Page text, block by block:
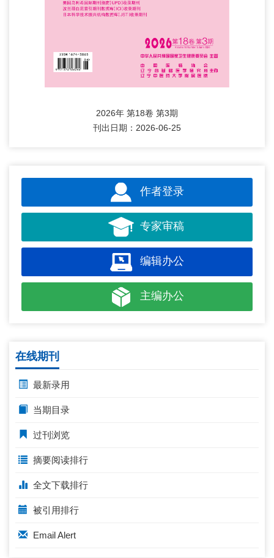
2026年 第18卷 第3期
刊出日期：2026-06-25
作者登录
专家审稿
编辑办公
主编办公
在线期刊
最新录用
当期目录
过刊浏览
摘要阅读排行
全文下载排行
被引用排行
Email Alert